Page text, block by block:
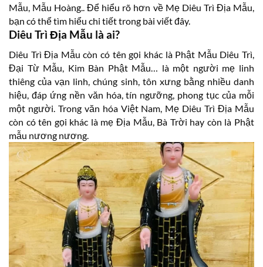
Mẫu, Mẫu Hoàng.. Để hiểu rõ hơn về Mẹ Diêu Trì Địa Mẫu,
bạn có thể tìm hiểu chi tiết trong bài viết đây.
Diêu Trì Địa Mẫu là ai?
Diêu Trì Địa Mẫu còn có tên gọi khác là Phật Mẫu Diêu Trì,
Đại Từ Mẫu, Kim Bàn Phật Mẫu… là một người mẹ linh
thiêng của vạn linh, chúng sinh, tôn xưng bằng nhiều danh
hiệu, đáp ứng nền văn hóa, tín ngưỡng, phong tục của mỗi
một người. Trong văn hóa Việt Nam, Mẹ Diêu Trì Địa Mẫu
còn có tên gọi khác là mẹ Địa Mẫu, Bà Trời hay còn là Phật
mẫu nương nương.